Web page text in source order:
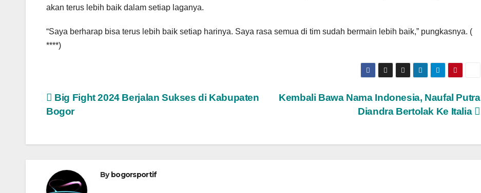
akan terus lebih baik dalam setiap laganya.
“Saya berharap bisa terus lebih baik setiap harinya. Saya rasa semua di tim sudah bermain lebih baik,” pungkasnya. (
****)
Navigasi
pos
Kembali Bawa Nama Indonesia, Naufal Putra
Diandra Bertolak Ke Italia
Big Fight 2024 Berjalan Sukses di Kabupaten
Bogor
Bybogorsportif